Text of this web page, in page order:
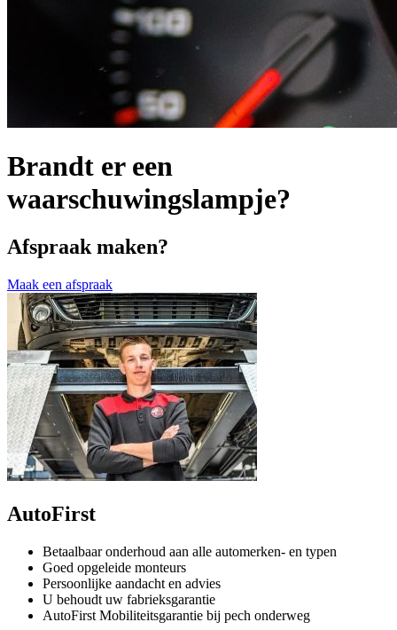
Brandt er een
waarschuwingslampje?
Afspraak maken?
Maak een afspraak
AutoFirst
Betaalbaar onderhoud aan alle automerken- en typen
Goed opgeleide monteurs
Persoonlijke aandacht en advies
U behoudt uw fabrieksgarantie
AutoFirst Mobiliteitsgarantie bij pech onderweg